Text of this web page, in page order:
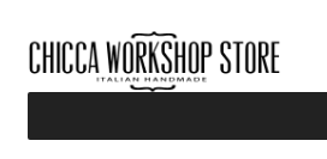
Vai
alla
Vai
al